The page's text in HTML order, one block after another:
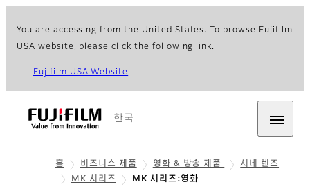
You are accessing from the United States. To browse Fujifilm
USA website, please click the following link.
Fujifilm USA Website
한국
홈 비즈니스 제품 영화 & 방송 제품
시네 렌즈
MK 시리즈
MK 시리즈:영화